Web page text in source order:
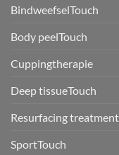
BindweefselTouch
Body peelTouch
Cuppingtherapie
Deep tissueTouch
Resurfacing treatment
SportTouch